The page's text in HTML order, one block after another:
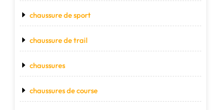
chaussure de sport
chaussure de trail
chaussures
chaussures de course